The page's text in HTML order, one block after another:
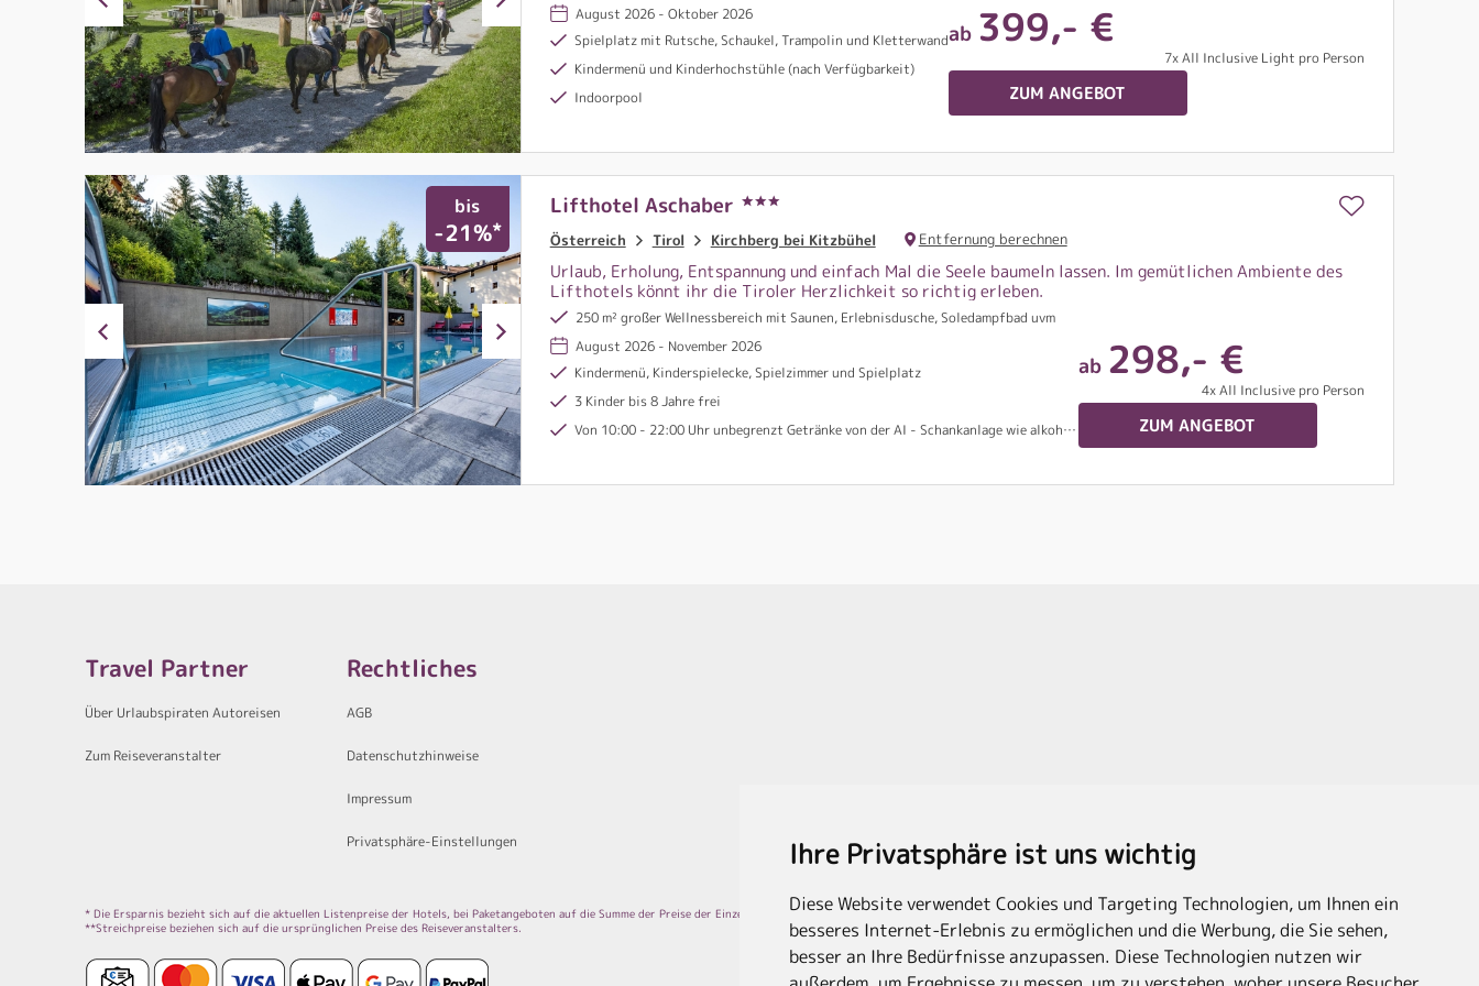
Ihre Privatsphäre ist uns wichtig
Diese Website verwendet Cookies und Targeting Technologien, um Ihnen ein
besseres Internet-Erlebnis zu ermöglichen und die Werbung, die Sie sehen,
besser an Ihre Bedürfnisse anzupassen. Diese Technologien nutzen wir
August 2026 - Oktober 2026
Spielplatz mit Rutsche, Schaukel, Trampolin und Kletterwand
Kindermenü und Kinderhochstühle (nach Verfügbarkeit)
Indoorpool
ab 399,- €
7x All Inclusive Light pro Person
ZUM ANGEBOT
bis
-21%*
Lifthotel Aschaber
Österreich Tirol Kirchberg bei Kitzbühel Entfernung berechnen
Urlaub, Erholung, Entspannung und einfach Mal die Seele baumeln lassen. Im gemütlichen Ambiente des
Lifthotels könnt ihr die Tiroler Herzlichkeit so richtig erleben.
250 m² großer Wellnessbereich mit Saunen, Erlebnisdusche, Soledampfbad uvm
August 2026 - November 2026
Kindermenü, Kinderspielecke, Spielzimmer und Spielplatz
3 Kinder bis 8 Jahre frei
Von 10:00 - 22:00 Uhr unbegrenzt Getränke von der AI - Schankanlage wie alkoholfreie Getränke, Bier und Wein
ab 298,- €
4x All Inclusive pro Person
ZUM ANGEBOT
Travel Partner
Über Urlaubspiraten Autoreisen
Zum Reiseveranstalter
Rechtliches
AGB
Datenschutzhinweise
Impressum
Privatsphäre-Einstellungen
* Die Ersparnis bezieht sich auf die aktuellen Listenpreise der Hotels, bei Paketangeboten auf die Summe der Preise der Einzelleistungen.
**Streichpreise beziehen sich auf die ursprünglichen Preise des Reiseveranstalters.